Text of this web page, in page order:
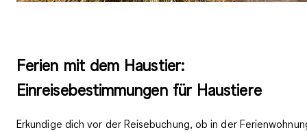
Ferien mit dem Haustier:
Einreisebestimmungen für Haustiere
Erkundige dich vor der Reisebuchung, obin der